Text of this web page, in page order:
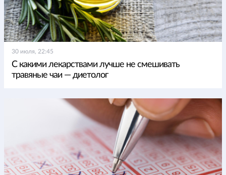
30 июля, 22:45
С какими лекарствами лучше не смешивать
травяные чаи — диетолог